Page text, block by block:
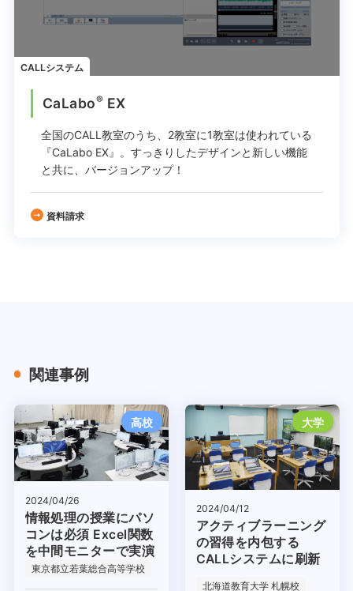
CALLシステム
CaLabo® EX
全国のCALL教室のうち、2教室に1教室は使われている
『CaLabo EX』。 すっきりしたデザインと新しい機能
と共に、バージョンアップ！
資料請求
関連事例
高校
2024/04/26
情報処理の授業にパソ
コンは必須 Excel関数
を中間モニターで実演
東京都立若葉総合高等学校
大学
2024/04/12
アクティブラーニング
の習得を内包する
CALLシステムに刷新
北海道教育大学 札幌校